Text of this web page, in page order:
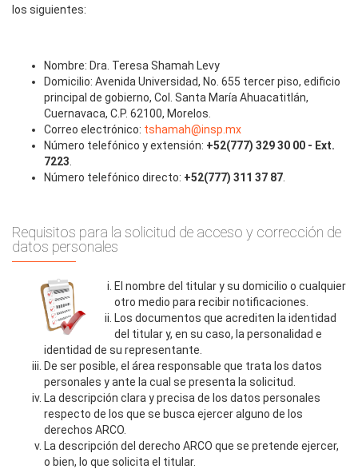
los siguientes:
Nombre: Dra. Teresa Shamah Levy
Domicilio: Avenida Universidad, No. 655 tercer piso, edificio
principal de gobierno, Col. Santa María Ahuacatitlán,
Cuernavaca, C.P. 62100, Morelos.
Correo electrónico: tshamah@insp.mx
Número telefónico y extensión: +52(777) 329 30 00 - Ext.
7223
Número telefónico directo: +52(777) 311 37 87
Requisitos para la solicitud de acceso y corrección de
datos personales
El nombre del titular y su domicilio o cualquier
otro medio para recibir notificaciones.
Los documentos que acrediten la identidad
del titular y, en su caso, la personalidad e
identidad de su representante.
De ser posible, el área responsable que trata los datos
personales y ante la cual se presenta la solicitud.
La descripción clara y precisa de los datos personales
respecto de los que se busca ejercer alguno de los
derechos ARCO.
La descripción del derecho ARCO que se pretende ejercer,
o bien, lo que solicita el titular.